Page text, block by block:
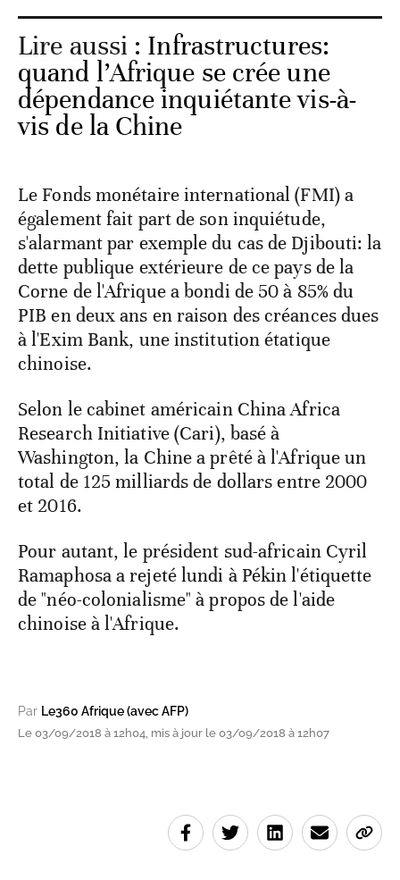
Lire aussi : Infrastructures:
quand l’Afrique se crée une
dépendance inquiétante vis-à-
vis de la Chine
Le Fonds monétaire international (FMI) a
également fait part de son inquiétude,
s'alarmant par exemple du cas de Djibouti: la
dette publique extérieure de ce pays de la
Corne de l'Afrique a bondi de 50 à 85% du
PIB en deux ans en raison des créances dues
à l'Exim Bank, une institution étatique
chinoise.
Selon le cabinet américain China Africa
Research Initiative (Cari), basé à
Washington, la Chine a prêté à l'Afrique un
total de 125 milliards de dollars entre 2000
et 2016.
Pour autant, le président sud-africain Cyril
Ramaphosa a rejeté lundi à Pékin l'étiquette
de "néo-colonialisme" à propos de l'aide
chinoise à l'Afrique.
Par Le360 Afrique (avec AFP)
Le 03/09/2018 à 12h04, mis à jour le 03/09/2018 à 12h07